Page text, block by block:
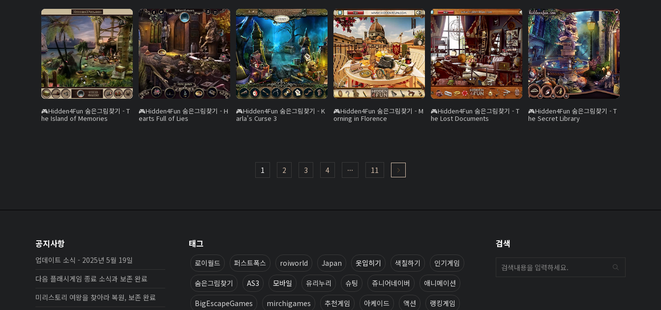
Hidden4Fun 숨은그림찾기 - T
he Island of Memories
Hidden4Fun 숨은그림찾기 - H
earts Full of Lies
Hidden4Fun 숨은그림찾기 - K
arla's Curse 3
Hidden4Fun 숨은그림찾기 - M
orning in Florence
Hidden4Fun 숨은그림찾기 - T
he Lost Documents
Hidden4Fun 숨은그림찾기 - T
he Secret Library
1 2 3 4 ··· 11
공지사항
업데이트 소식 - 2025년 5월 19일
다음 플래시게임 종료 소식과 보존 완료
미리스토리 여왕을 찾아라 복원, 보존 완료
태그
로이월드 퍼스트폭스 roiworld Japan 옷입히기 색칠하기 인기게임
숨은그림찾기 AS3 모바일 유리누리 슈팅 쥬니어네이버 애니메이션
BigEscapeGames mirchigames 추천게임 아케이드 액션 랭킹게임
검색